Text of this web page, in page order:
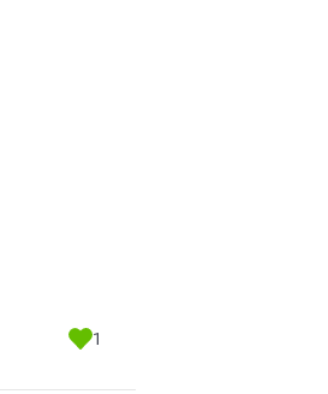
1